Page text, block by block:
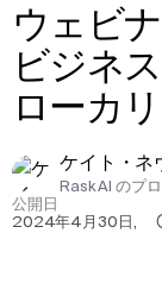
ウェビナーのまとめ2024年の
ビジネ
ローカ
ケイト・ネ
Rask AI のプ
公開日
2024年4月30日 ,